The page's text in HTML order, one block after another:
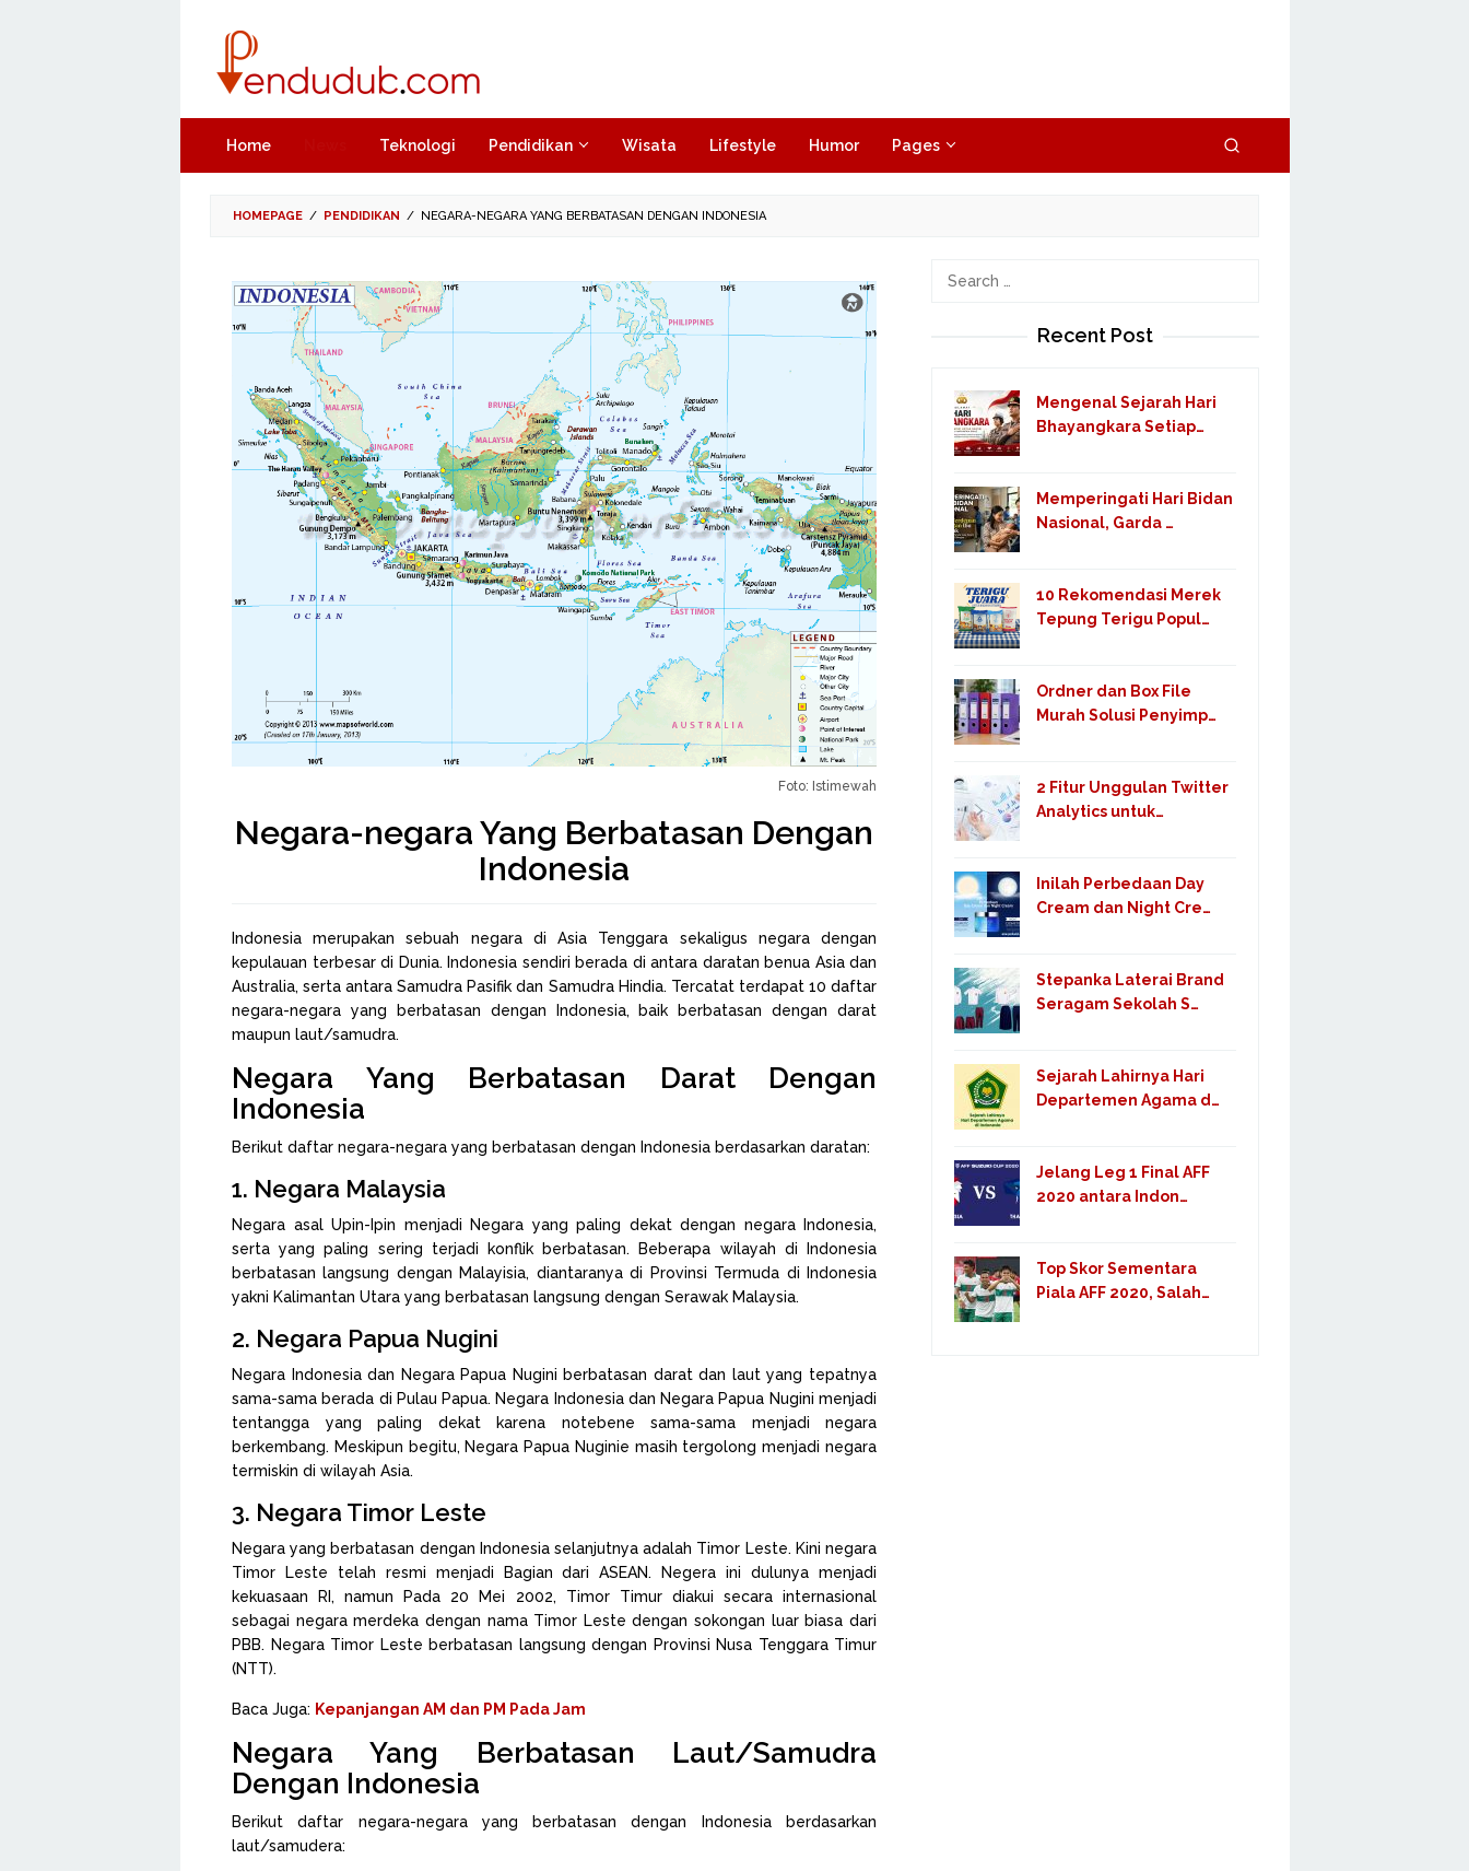
content
Home Teknologi Pendidikan Wisata Lifestyle Humor Pages
HOMEPAGE / PENDIDIKAN / NEGARA-NEGARA YANG BERBATASAN DENGAN INDONESIA
Foto: Istimewah
Negara-negara Yang Berbatasan Dengan
Indonesia
Indonesia merupakan sebuah negara di Asia Tenggara sekaligus negara dengan
kepulauan terbesar di Dunia. Indonesia sendiri berada di antara daratan benua Asia dan
Australia, serta antara Samudra Pasifik dan Samudra Hindia. Tercatat terdapat 10 daftar
negara-negara yang berbatasan dengan Indonesia, baik berbatasan dengan darat
maupun laut/samudra.
Negara Yang Berbatasan Darat Dengan
Indonesia
Berikut daftar negara-negara yang berbatasan dengan Indonesia berdasarkan daratan:
1. Negara Malaysia
Negara asal Upin-Ipin menjadi Negara yang paling dekat dengan negara Indonesia,
serta yang paling sering terjadi konflik berbatasan. Beberapa wilayah di Indonesia
berbatasan langsung dengan Malayisia, diantaranya di Provinsi Termuda di Indonesia
yakni Kalimantan Utara yang berbatasan langsung dengan Serawak Malaysia.
2. Negara Papua Nugini
Negara Indonesia dan Negara Papua Nugini berbatasan darat dan laut yang tepatnya
sama-sama berada di Pulau Papua. Negara Indonesia dan Negara Papua Nugini menjadi
tentangga yang paling dekat karena notebene sama-sama menjadi negara
berkembang. Meskipun begitu, Negara Papua Nuginie masih tergolong menjadi negara
termiskin di wilayah Asia.
3. Negara Timor Leste
Negara yang berbatasan dengan Indonesia selanjutnya adalah Timor Leste. Kini negara
Timor Leste telah resmi menjadi Bagian dari ASEAN. Negera ini dulunya menjadi
kekuasaan RI, namun Pada 20 Mei 2002, Timor Timur diakui secara internasional
sebagai negara merdeka dengan nama Timor Leste dengan sokongan luar biasa dari
PBB. Negara Timor Leste berbatasan langsung dengan Provinsi Nusa Tenggara Timur
(NTT).
Baca Juga: Kepanjangan AM dan PM Pada Jam
Negara Yang Berbatasan Laut/Samudra
Dengan Indonesia
Berikut daftar negara-negara yang berbatasan dengan Indonesia berdasarkan
laut/samudera:
Search
Recent Post
Mengenal Sejarah Hari
Bhayangkara Setiap…
Memperingati Hari Bidan
Nasional, Garda …
10 Rekomendasi Merek
Tepung Terigu Popul…
Ordner dan Box File
Murah Solusi Penyimp…
2 Fitur Unggulan Twitter
Analytics untuk…
Inilah Perbedaan Day
Cream dan Night Cre…
Stepanka Laterai Brand
Seragam Sekolah S…
Sejarah Lahirnya Hari
Departemen Agama d…
Jelang Leg 1 Final AFF
2020 antara Indon…
Top Skor Sementara
Piala AFF 2020, Salah…